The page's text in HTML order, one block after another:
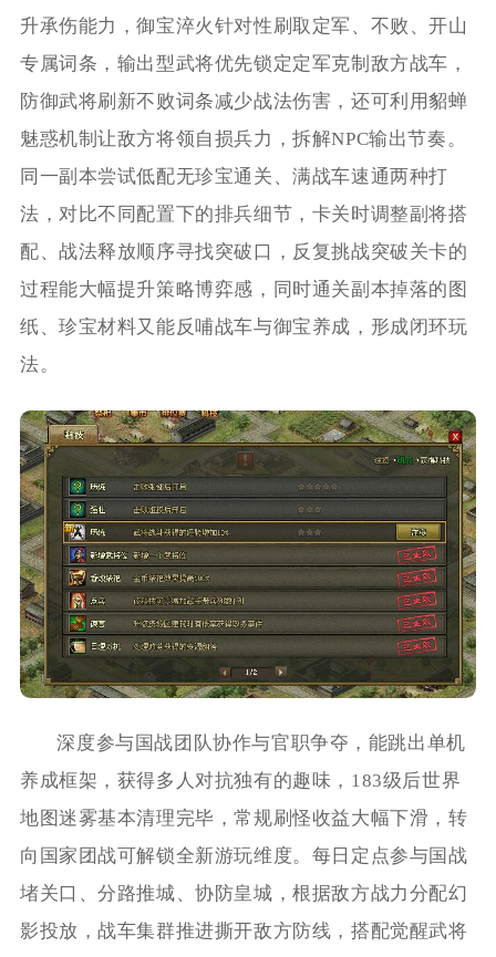
升承伤能力，御宝淬火针对性刷取定军、不败、开山
专属词条，输出型武将优先锁定定军克制敌方战车，
防御武将刷新不败词条减少战法伤害，还可利用貂蝉
魅惑机制让敌方将领自损兵力，拆解NPC输出节奏。
同一副本尝试低配无珍宝通关、满战车速通两种打
法，对比不同配置下的排兵细节，卡关时调整副将搭
配、战法释放顺序寻找突破口，反复挑战突破关卡的
过程能大幅提升策略博弈感，同时通关副本掉落的图
纸、珍宝材料又能反哺战车与御宝养成，形成闭环玩
法。
深度参与国战团队协作与官职争夺，能跳出单机
养成框架，获得多人对抗独有的趣味，183级后世界
地图迷雾基本清理完毕，常规刷怪收益大幅下滑，转
向国家团战可解锁全新游玩维度。每日定点参与国战
堵关口、分路推城、协防皇城，根据敌方战力分配幻
影投放，战车集群推进撕开敌方防线，搭配觉醒武将